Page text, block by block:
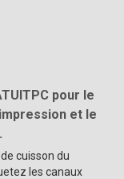
pour le
et le
cuisson du
les canaux